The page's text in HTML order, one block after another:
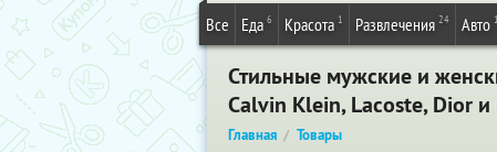
Все Еда 6 Красота 1 Развлечения 24 Авто 1
Стильные мужские и
Calvin Klein, Lacoste, Dior и
Главная Товары